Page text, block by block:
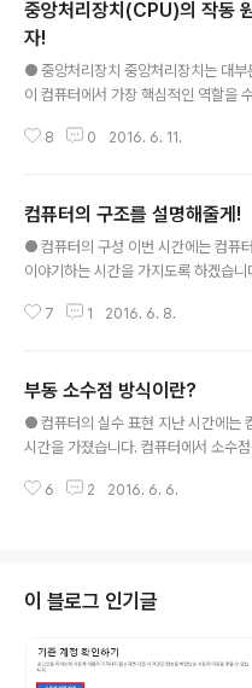
메모리, 주기억장치, 보조기억장치로
- 레지스터 : 중앙처리장치 내부에 존재
다.​ 접근 시간이 중앙처리장치의 처리
- 캐시 메모리 : 중앙처리장치가 주기
속도 차이를 줄이기 위해 사용됩니다.
의 명령어와 데이터를 저장합니다. 기
중앙처리장치(CPU)의 작동
자!
● 중앙처리장치 중앙처리장치는 대부
이 컴퓨터에서 가장 핵심적인 역할을
연산장치, 제어장치, 레지스터 3가지로
행합니다. 두 가지 연산을 모두 수행하
연산장치라고도 말합니다. 연산장치는
터를 레지스터에서 가져오고, 연산 결
할 수 있도록 제어하는 장치입니다. 주
8 0 2016. 6. 11.
컴퓨터의 구조를 설명해줄게!
● 컴퓨터의 구성 이번 시간에는 컴퓨
이야기하는 시간을 가지도록 하겠습니
그 기본적인 구성을 다이어그램(그림)
(Software)로 구성됩니다. 하드웨어는
는 기계적 장치이고, 소프트웨어는 하
시하고 제어하는 명령어의 집합입니
학문입니다. 여기서는 하드웨어의 각
7 1 2016. 6. 8.
부동 소수점 방식이란?
● 컴퓨터의 실수 표현 지난 시간에는
시간을 가졌습니다. 컴퓨터에서 소수
치에 있다는 의미로 정수를 표현할 때
) 예를 들어 57.23 X 10^1에서 가수
572.3 X 10^2에서는 가수가 572.3,
6 2 2016. 6. 6.
이 블로그 인기글